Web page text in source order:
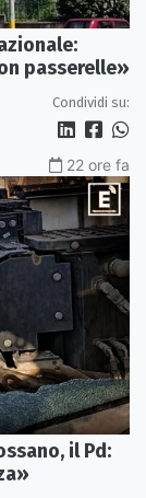
passerelle»
Condividi su:
22 ore fa
il Pd: